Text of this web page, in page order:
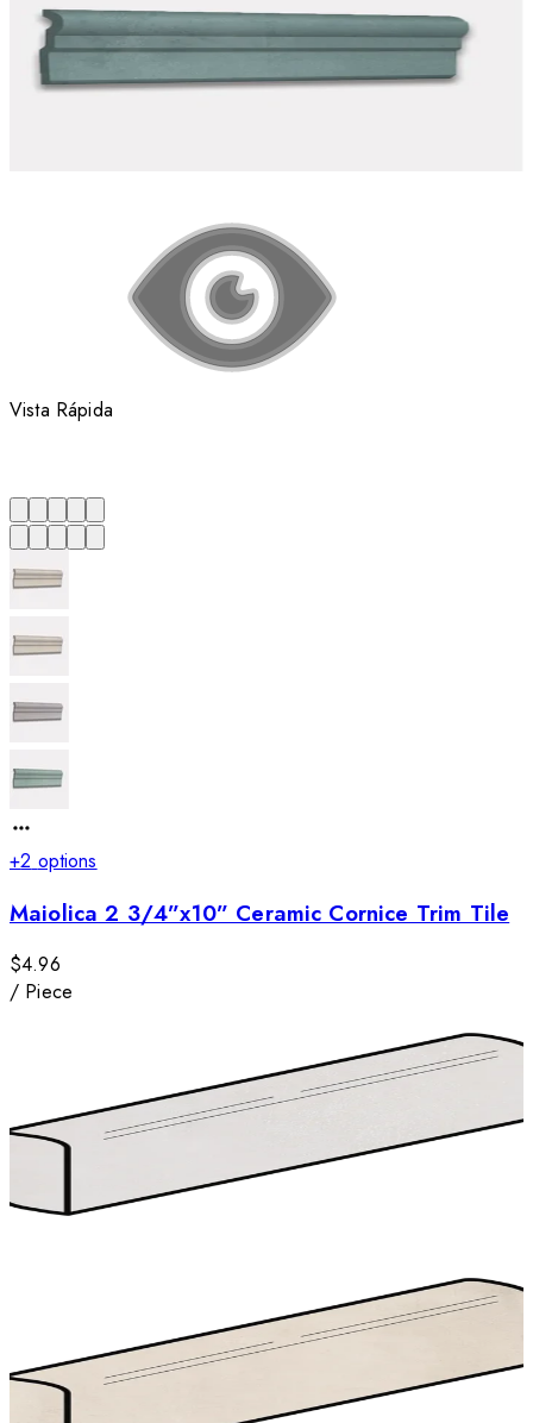
Vista Rápida
+2 options
Maiolica 2 3/4”x10” Ceramic Cornice Trim Tile
$4.96
/ Piece